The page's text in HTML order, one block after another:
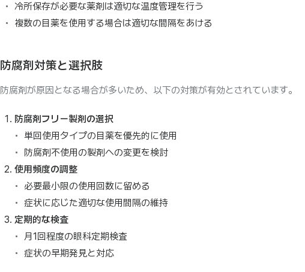
冷所保存が必要な薬剤は適切な温度管理を行う
複数の目薬を使用する場合は適切な間隔をあける
防腐剤対策と選択肢
防腐剤が原因となる場合が多いため、以下の対策が有効とされています。
防腐剤フリー製剤の選択
単回使用タイプの目薬を優先的に使用
防腐剤不使用の製剤への変更を検討
使用頻度の調整
必要最小限の使用回数に留める
症状に応じた適切な使用間隔の維持
定期的な検査
月1回程度の眼科定期検査
症状の早期発見と対応